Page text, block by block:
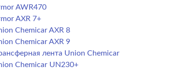
AWR470
AXR 7+
Chemicar AXR 8
Chemicar AXR 9
лента Union Chemicar
Chemicar UN230+